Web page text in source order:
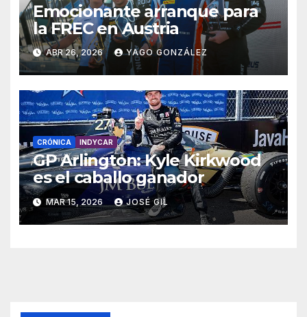
Emocionante arranque para
la FREC en Austria
ABR 26, 2026 YAGO GONZÁLEZ
CRÓNICA INDYCAR
GP Arlington: Kyle Kirkwood
es el caballo ganador
MAR 15, 2026 JOSÉ GIL